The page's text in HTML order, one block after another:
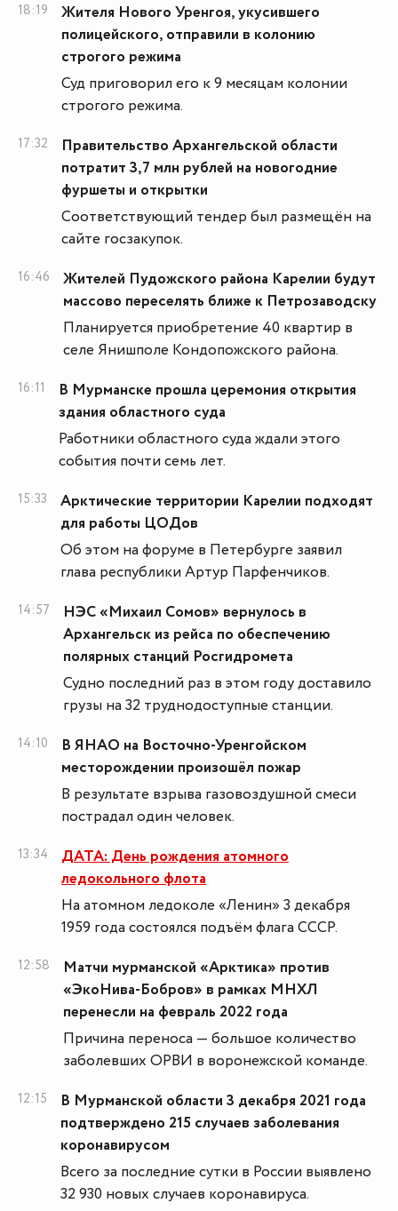
18:19
Жителя Нового Уренгоя, укусившего
полицейского, отправили в колонию
строгого режима
Суд приговорил его к 9 месяцам колонии
строгого режима.
17:32
Правительство Архангельской области
потратит 3,7 млн рублей на новогодние
фуршеты и открытки
Соответствующий тендер был размещён на
сайте госзакупок.
16:46
Жителей Пудожского района Карелии будут
массово переселять ближе к Петрозаводску
Планируется приобретение 40 квартир в
селе Янишполе Кондопожского района.
16:11
В Мурманске прошла церемония открытия
здания областного суда
Работники областного суда ждали этого
события почти семь лет.
15:33
Арктические территории Карелии подходят
для работы ЦОДов
Об этом на форуме в Петербурге заявил
глава республики Артур Парфенчиков.
14:57
НЭС «Михаил Сомов» вернулось в
Архангельск из рейса по обеспечению
полярных станций Росгидромета
Судно последний раз в этом году доставило
грузы на 32 труднодоступные станции.
14:10
В ЯНАО на Восточно-Уренгойском
месторождении произошёл пожар
В результате взрыва газовоздушной смеси
пострадал один человек.
13:34
ДАТА: День рождения атомного
ледокольного флота
На атомном ледоколе «Ленин» 3 декабря
1959 года состоялся подъём флага СССР.
12:58
Матчи мурманской «Арктика» против
«ЭкоНива-Бобров» в рамках МНХЛ
перенесли на февраль 2022 года
Причина переноса — большое количество
заболевших ОРВИ в воронежской команде.
12:15
В Мурманской области 3 декабря 2021 года
подтверждено 215 случаев заболевания
коронавирусом
Всего за последние сутки в России выявлено
32 930 новых случаев коронавируса.